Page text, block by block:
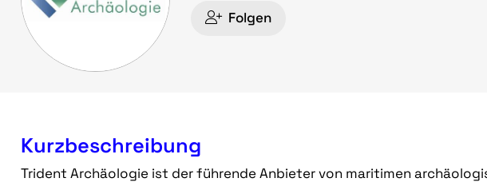
Folgen
Kurzbeschreibung
Trident Archäologie ist der führende Anbieter von maritimen